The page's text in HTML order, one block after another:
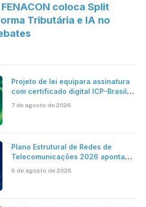
coloca Split
Tributária e IA no
Projeto de lei equipara assinatura
com certificado digital ICP-Brasil
cartório
7 de agosto de 2026
Plano Estrutural de Redes de
Telecomunicações 2026 aponta
mantém desafio
6 de agosto de 2026